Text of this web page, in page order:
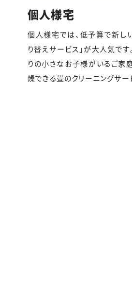
個人様宅
個人様宅では、低予算で新し
り替えサービス」が大人気で
りの小さなお子様がいるご家
燥できる畳のクリーニングサー